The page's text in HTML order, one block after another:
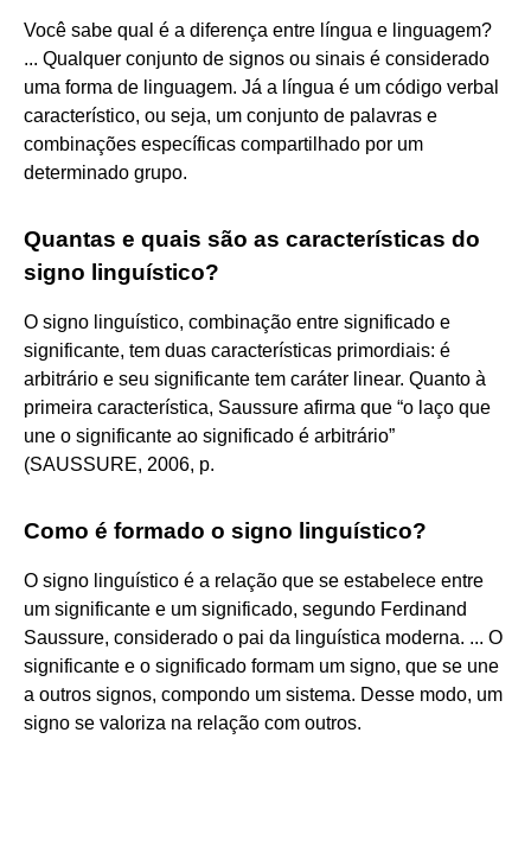
Você sabe qual é a diferença entre língua e linguagem?
... Qualquer conjunto de signos ou sinais é considerado
uma forma de linguagem. Já a língua é um código verbal
característico, ou seja, um conjunto de palavras e
combinações específicas compartilhado por um
determinado grupo.
Quantas e quais são as características do
signo linguístico?
O signo linguístico, combinação entre significado e
significante, tem duas características primordiais: é
arbitrário e seu significante tem caráter linear. Quanto à
primeira característica, Saussure afirma que “o laço que
une o significante ao significado é arbitrário”
(SAUSSURE, 2006, p.
Como é formado o signo linguístico?
O signo linguístico é a relação que se estabelece entre
um significante e um significado, segundo Ferdinand
Saussure, considerado o pai da linguística moderna. ... O
significante e o significado formam um signo, que se une
a outros signos, compondo um sistema. Desse modo, um
signo se valoriza na relação com outros.